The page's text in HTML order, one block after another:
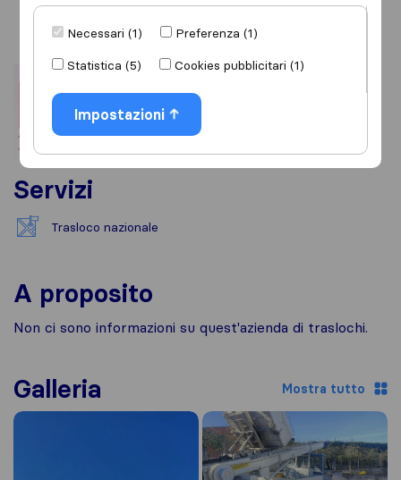
Informazioni Recensioni
Servizi
Trasloco nazionale
A proposito
Non ci sono informazioni su quest'azienda di traslochi.
Galleria Mostra tutto
Necessari (1)
Preferenza (1)
Statistica (5)
Cookies pubblicitari (1)
Impostazioni